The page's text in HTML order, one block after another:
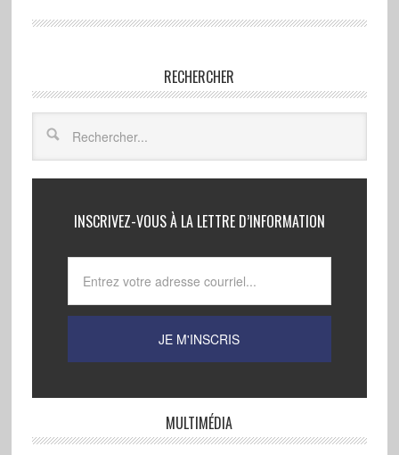
RECHERCHER
INSCRIVEZ-VOUS À LA LETTRE D’INFORMATION
MULTIMÉDIA